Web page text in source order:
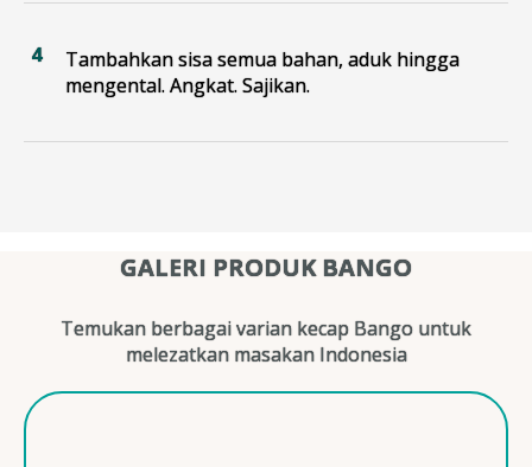
Tambahkan sisa semua bahan, aduk hingga
mengental. Angkat. Sajikan.
GALERI PRODUK BANGO
Temukan berbagai varian kecap Bango untuk
melezatkan masakan Indonesia